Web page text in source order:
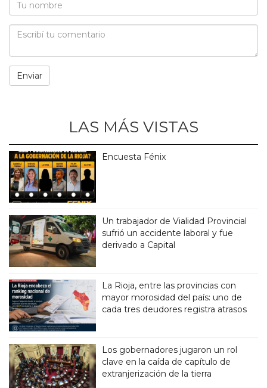
LAS MÁS VISTAS
Encuesta Fénix
Un trabajador de Vialidad Provincial
sufrió un accidente laboral y fue
derivado a Capital
La Rioja, entre las provincias con
mayor morosidad del país: uno de
cada tres deudores registra atrasos
Los gobernadores jugaron un rol
clave en la caída de capítulo de
extranjerización de la tierra